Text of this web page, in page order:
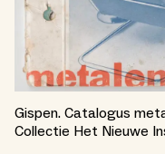
Gispen. Catalogus
Collectie Het Nieuwe